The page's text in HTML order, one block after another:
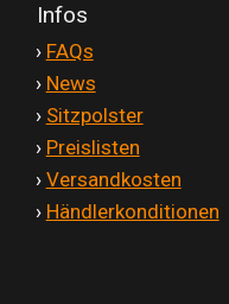
Infos
› FAQs
› News
› Sitzpolster
› Preislisten
› Versandkosten
› Händlerkonditionen